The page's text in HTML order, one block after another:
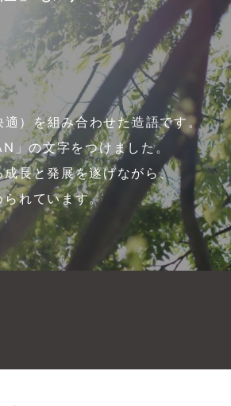
）を組み合わせた造語です。
」の文字をつけました。
長と発展を遂げながら、
られています。